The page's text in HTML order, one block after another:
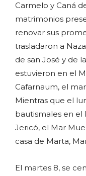
Carmelo y Caná
matrimonios
renovar sus
trasladaron a
de san José y de
estuvieron en el
Cafarnaum, el
Mientras que el
bautismales en el
Jericó, el Mar
casa de Marta,
El martes 8, se